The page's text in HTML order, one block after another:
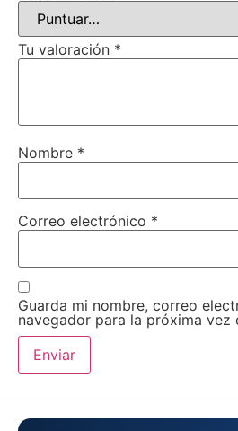
Tu valoración *
Nombre *
Correo electrónico *
Guarda mi nombre, correo
navegador para la próxima vez